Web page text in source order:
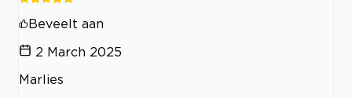
Beveelt aan
2 March 2025
Marlies